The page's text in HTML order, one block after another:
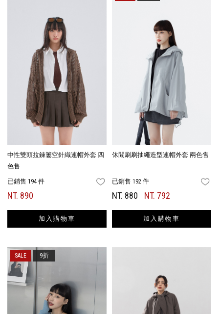
中性雙頭拉鍊簍空針織連帽外套 四
色售
已銷售 194 件 FAVORITES
NT. 890
加入購物車
休閒刷刷抽繩造型連帽外套 兩色售
已銷售 192 件
NT. 880 NT. 792
加入購物車
9折